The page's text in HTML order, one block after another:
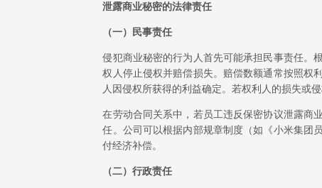
泄露商业秘密的法律责任
（一）民事责任
侵犯商业秘密的行为人首先可能承担民事责任。
权人停止侵权并赔偿损失。赔偿数额通常按照权
人因侵权所获得的利益确定。若权利人的损失或
在劳动合同关系中，若员工违反保密协议泄露商
任。公司可以根据内部规章制度（如《小米集团
付经济补偿。
（二）行政责任